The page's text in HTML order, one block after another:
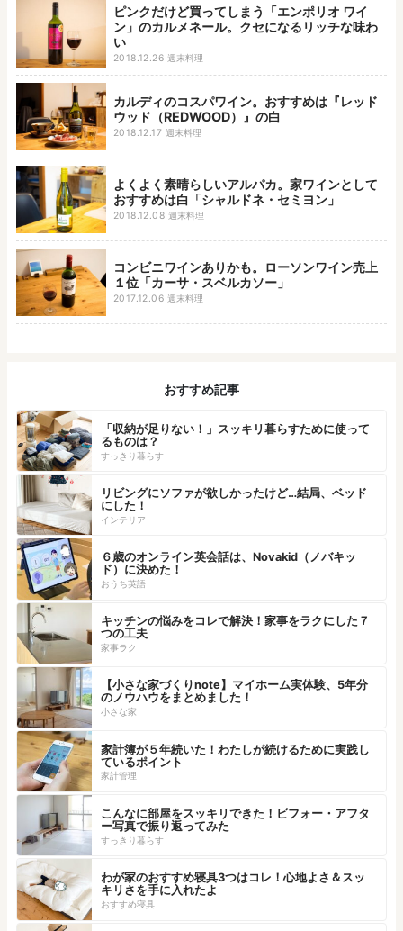
ピンクだけど買ってしまう「エンポリオ ワイ
ン」のカルメネール。クセになるリッチな味わ
い
2018.12.26 週末料理
カルディのコスパワイン。おすすめは『レッド
ウッド（REDWOOD）』の白
2018.12.17 週末料理
よくよく素晴らしいアルパカ。家ワインとして
おすすめは白「シャルドネ・セミヨン」
2018.12.08 週末料理
コンビニワインありかも。ローソンワイン売上
１位「カーサ・スベルカソー」
2017.12.06 週末料理
おすすめ記事
「収納が足りない！」スッキリ暮らすために使って
るものは？
すっきり暮らす
リビングにソファが欲しかったけど…結局、ベッド
にした！
インテリア
６歳のオンライン英会話は、Novakid（ノバキッ
ド）に決めた！
おうち英語
キッチンの悩みをコレで解決！家事をラクにした７
つの工夫
家事ラク
【小さな家づくりnote】マイホーム実体験、5年分
のノウハウをまとめました！
小さな家
家計簿が５年続いた！わたしが続けるために実践し
ているポイント
家計管理
こんなに部屋をスッキリできた！ビフォー・アフタ
ー写真で振り返ってみた
すっきり暮らす
わが家のおすすめ寝具3つはコレ！心地よさ＆スッ
キリさを手に入れたよ
おすすめ寝具